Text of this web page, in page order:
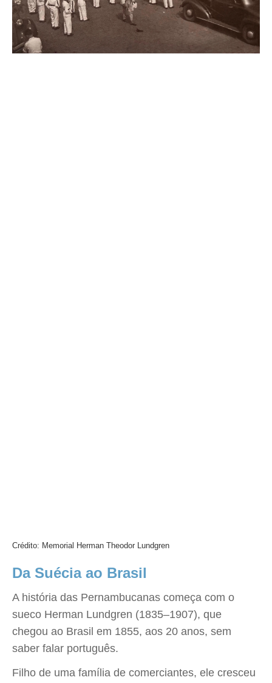
Crédito: Memorial Herman Theodor Lundgren
Da Suécia ao Brasil
A história das Pernambucanas começa com o
sueco Herman Lundgren (1835–1907), que
chegou ao Brasil em 1855, aos 20 anos, sem
saber falar português.
Filho de uma família de comerciantes, ele cresceu